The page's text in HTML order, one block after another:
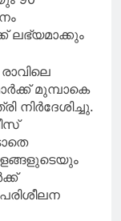
ലഭ്യമാക്കും
മുമ്പാകെ
നിർദേശിച്ചു.